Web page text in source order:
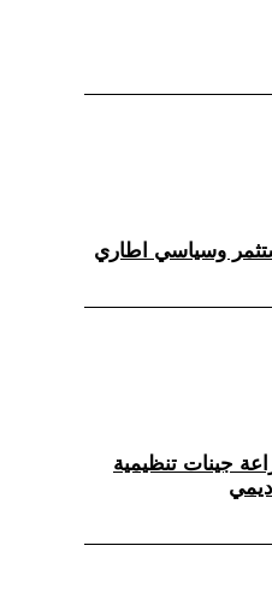
جينات تنظيمية